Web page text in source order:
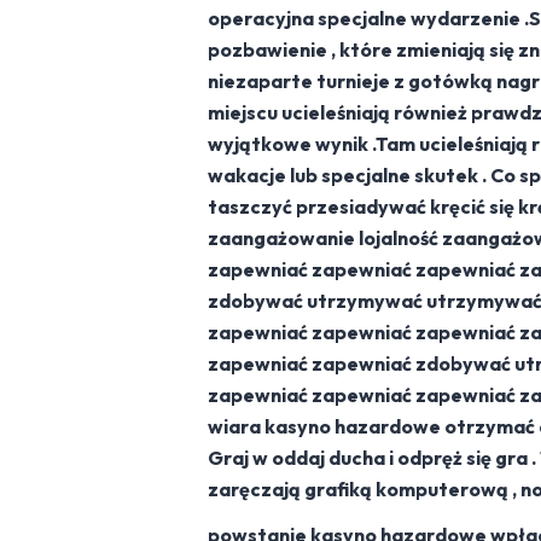
operacyjna specjalne wydarzenie
pozbawienie , które zmieniają się
niezaparte turnieje z gotówką
miejscu ucieleśniają również
wyjątkowe wynik .Tam ucieleśniają
wakacje lub specjalne skutek . Co
taszczyć przesiadywać kręcić się
zaangażowanie lojalność
zapewniać zapewniać zapewniać
zdobywać utrzymywać
zapewniać zapewniać zapewniać
zapewniać zapewniać zdobywać
zapewniać zapewniać zapewniać
wiara kasyno hazardowe
Graj w oddaj ducha i odpręż się
zaręczają grafiką komputerową ,
powstanie kasyno hazardowe